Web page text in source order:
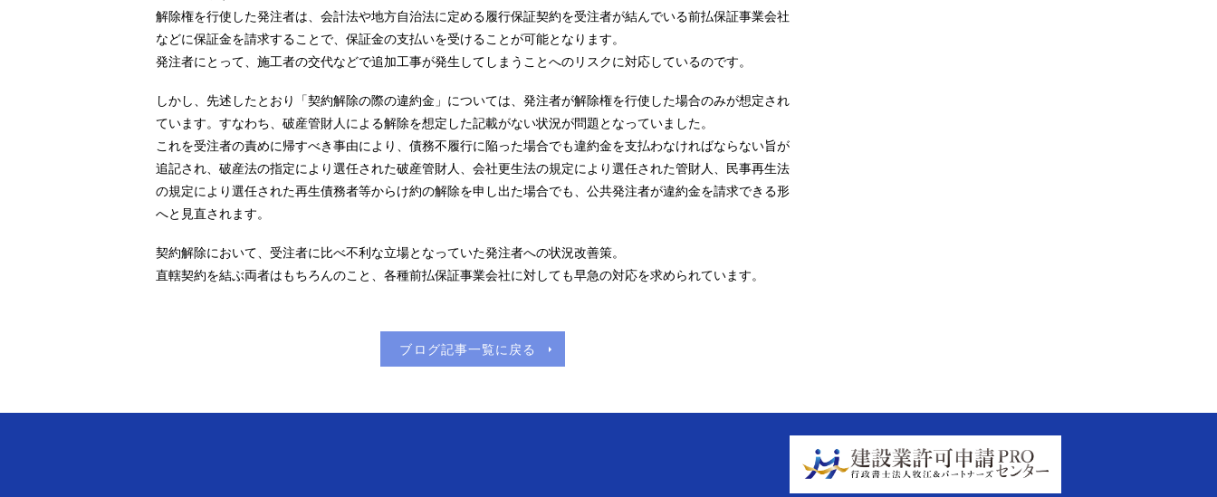
解除権を行使した発注者は、会計法や地方自治法に定める履行保証契約を受注者が結んでいる前払保証事業会社
などに保証金を請求することで、保証金の支払いを受けることが可能となります。
発注者にとって、施工者の交代などで追加工事が発生してしまうことへのリスクに対応しているのです。
しかし、先述したとおり「契約解除の際の違約金」については、発注者が解除権を行使した場合のみが想定され
ています。すなわち、破産管財人による解除を想定した記載がない状況が問題となっていました。
これを受注者の責めに帰すべき事由により、債務不履行に陥った場合でも違約金を支払わなければならない旨が
追記され、破産法の指定により選任された破産管財人、会社更生法の規定により選任された管財人、民事再生法
の規定により選任された再生債務者等からけ約の解除を申し出た場合でも、公共発注者が違約金を請求できる形
へと見直されます。
契約解除において、受注者に比べ不利な立場となっていた発注者への状況改善策。
直轄契約を結ぶ両者はもちろんのこと、各種前払保証事業会社に対しても早急の対応を求められています。
ブログ記事一覧に戻る